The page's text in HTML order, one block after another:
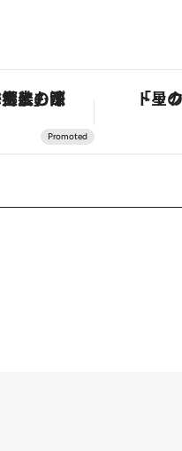
生姜、山椒、大葉など目にも舌にも涼を呼ぶ郷土の味